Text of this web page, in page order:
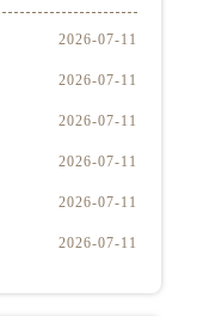
江苏省扬州市邗江区国展路29号星耀天地写字楼1号楼18层1803室百达翡丽售后服务中心（需提前预约）
2026-07-11
2026-07-11
2026-07-11
2026-07-11
2026-07-11
2026-07-11